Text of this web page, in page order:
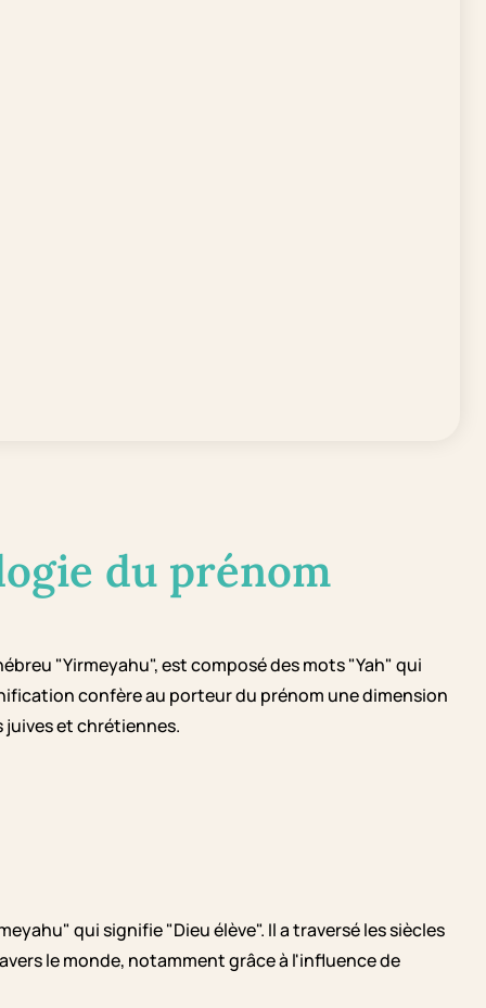
du prénom
"Yirmeyahu", est composé des mots "Yah" qui
confère au porteur du prénom une dimension
et chrétiennes.
qui signifie "Dieu élève". Il a traversé les siècles
le monde, notamment grâce à l'influence de